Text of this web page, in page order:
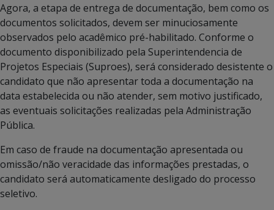
Agora, a etapa de entrega de documentação, bem como os
documentos solicitados, devem ser minuciosamente
observados pelo acadêmico pré-habilitado. Conforme o
documento disponibilizado pela Superintendencia de
Projetos Especiais (Suproes), será considerado desistente o
candidato que não apresentar toda a documentação na
data estabelecida ou não atender, sem motivo justificado,
as eventuais solicitações realizadas pela Administração
Pública.
Em caso de fraude na documentação apresentada ou
omissão/não veracidade das informações prestadas, o
candidato será automaticamente desligado do processo
seletivo.